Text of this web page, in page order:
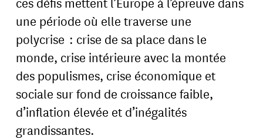
une période où elle traverse une
polycrise : crise de sa place dans le
monde, crise intérieure avec la montée
des populismes, crise économique et
sociale sur fond de croissance faible,
d’inflation élevée et d’inégalités
grandissantes.